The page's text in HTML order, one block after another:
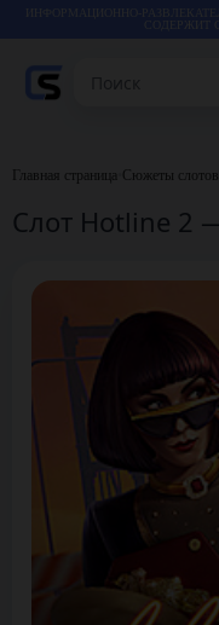
СОДЕРЖИТ
КАЗИНО
СТАТЬИ
ВИДЕО
Главная страница Сюжеты слотов
Слот Hotline 2